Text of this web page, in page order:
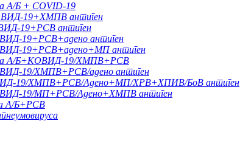
А/Б + COVID-19
19+ХМПВ антиген
19+РСВ антиген
19+РСВ+адено антиген
19+РСВ+адено+МП антиген
А/Б+КОВИД-19/ХМПВ+РСВ
19/ХМПВ+РСВ/адено антиген
19/ХМПВ+РСВ/Адено+МП/ХРВ+ХПИВ/БоВ антиген
19/МП+РСВ/Адено+ХМПВ антиген
А/Б+РСВ